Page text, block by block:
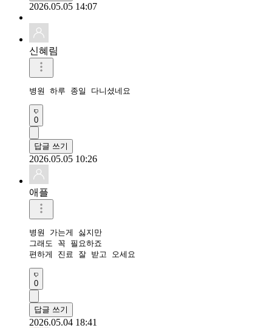
2026.05.05 14:07
신혜림
병원 하루 종일 다니셨네요
0
답글 쓰기
2026.05.05 10:26
애플
병원 가는게 싫지만
그래도 꼭 필요하죠
편하게 진료 잘 받고 오세요
0
답글 쓰기
2026.05.04 18:41